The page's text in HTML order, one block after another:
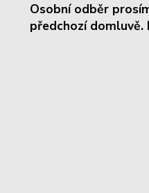
Osobní odběr
předchozí domluvě.